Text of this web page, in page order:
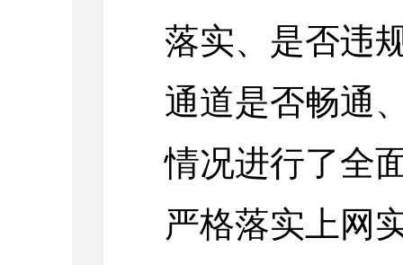
落实、是否违
通道是否畅通
情况进行了全
严格落实上网